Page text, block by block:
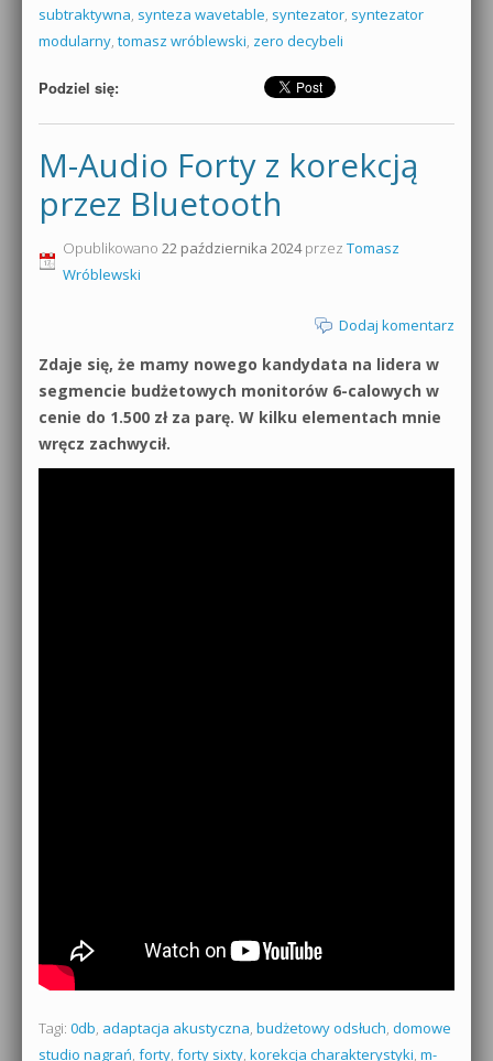
subtraktywna, synteza wavetable, syntezator, syntezator
modularny, tomasz wróblewski, zero decybeli
Podziel się:
M-Audio Forty z korekcją
przez Bluetooth
Opublikowano 22 października 2024przez Tomasz
Wróblewski
Dodaj komentarz
Zdaje się, że mamy nowego kandydata na lidera w
segmencie budżetowych monitorów 6-calowych w
cenie do 1.500 zł za parę. W kilku elementach mnie
wręcz zachwycił.
Tagi: 0db, adaptacja akustyczna, budżetowy odsłuch, domowe
studio nagrań, forty, forty sixty, korekcja charakterystyki, m-